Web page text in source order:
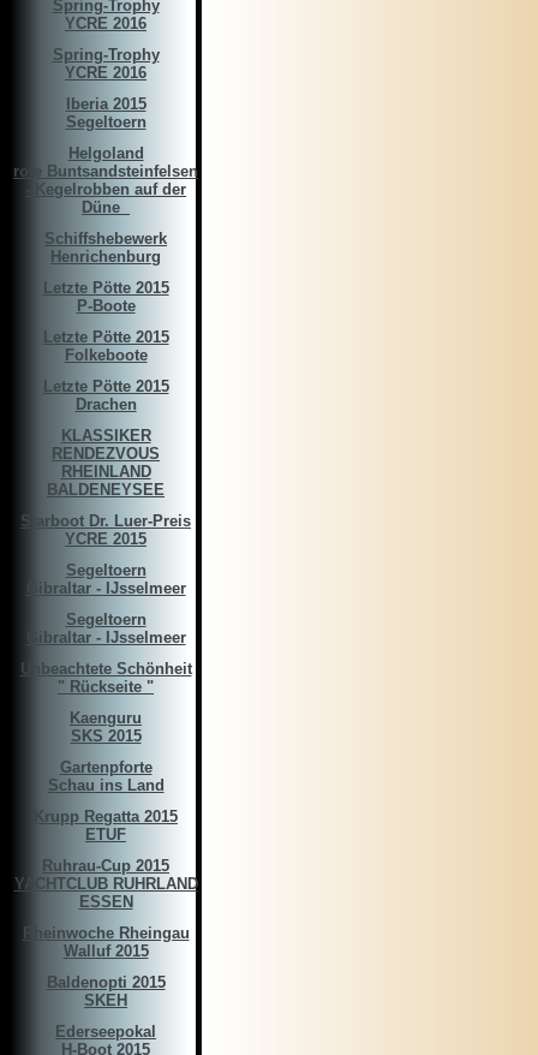
Spring-Trophy
YCRE 2016
Spring-Trophy
YCRE 2016
Iberia 2015
Segeltoern
Helgoland
rote Buntsandsteinfelsen
- Kegelrobben auf der
Düne ­­­ ­
Schiffshebewerk
Henrichenburg
Letzte Pötte 2015
P-Boote
Letzte Pötte 2015
Folkeboote
Letzte Pötte 2015
Drachen
KLASSIKER
RENDEZVOUS
RHEINLAND
BALDENEYSEE
Starboot Dr. Luer-Preis
YCRE 2015
Segeltoern
Gibraltar - IJsselmeer
Segeltoern
Gibraltar - IJsselmeer
Unbeachtete Schönheit
" Rückseite "
Kaenguru
SKS 2015
Gartenpforte
Schau ins Land
Krupp Regatta 2015
ETUF
Ruhrau-Cup 2015
YACHTCLUB RUHRLAND
ESSEN
Rheinwoche Rheingau
Walluf 2015
Baldenopti 2015
SKEH
Ederseepokal
H-Boot 2015